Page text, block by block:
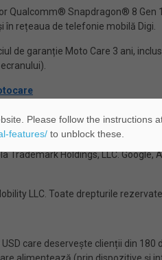
Qualcomm® Snapdragon® 8 Gen
în rețeaua de telefonie mobilă Digi.
de garanție Moto Care 3 ani,
unor termeni, condiții și taxe
Holdings, LLC.
LLC. Toate drepturile rezervate.
care deservește clienții din
Please follow the instructions
features/to unblock these.